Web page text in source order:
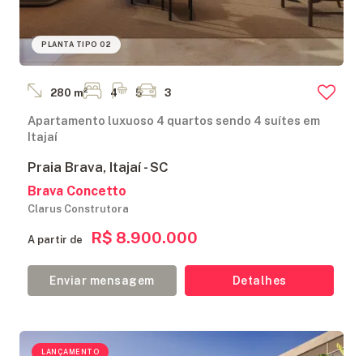
FALE
PLANTA TIPO 02
280 m² 4 5 3
Apartamento luxuoso 4 quartos sendo 4 suítes em
Itajaí
Praia Brava, Itajaí - SC
Brava Concetto
Clarus Construtora
A partir de R$ 8.900.000
Enviar mensagem Detalhes
LANÇAMENTO